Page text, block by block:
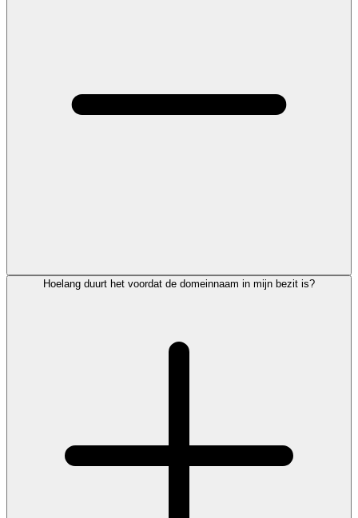
Hoelang duurt het voordat de domeinnaam in mijn bezit is?